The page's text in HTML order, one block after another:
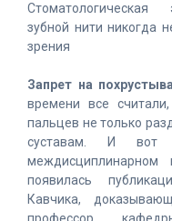
Стоматологическая
зубной нити никогда
зрения
Запрет на
времени все
пальцев не только
суставам. И вот
междисциплинарном
появилась
Кавчика,